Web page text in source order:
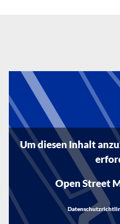
Um diesen Inhalt
Open Street